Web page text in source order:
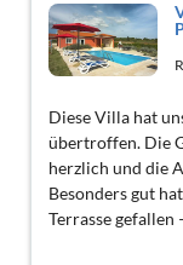
Diese Villa hat
übertroffen. Die
herzlich und die
Besonders gut
Terrasse